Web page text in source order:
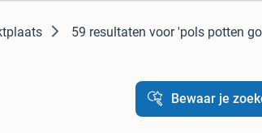
59 resultaten voor 'pols potten
Bewaar je